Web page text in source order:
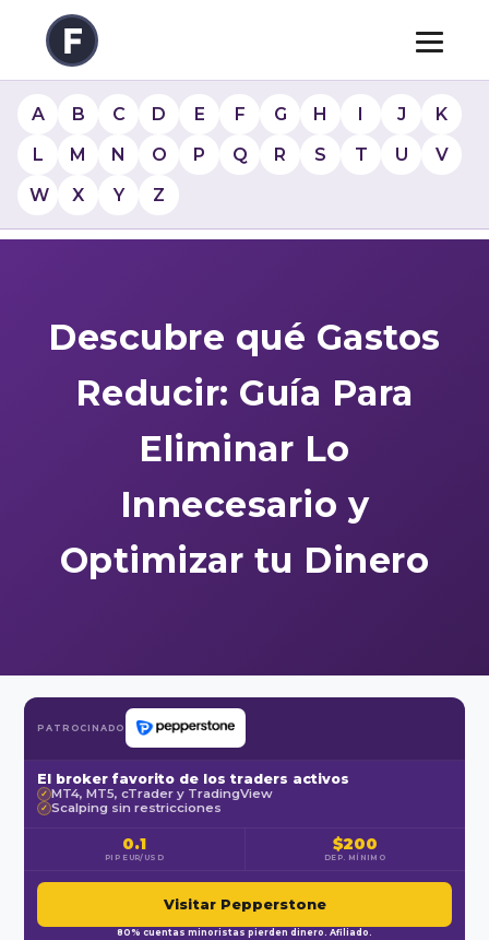
A B C D E F G H I J
K
L
M N O P Q R S T U
V
W
X Y Z
Descubre qué Gastos
Reducir: Guía Para
Eliminar Lo
Innecesario y
Optimizar tu Dinero
PATROCINADO
El broker favorito de los traders activos
✓ MT4, MT5, cTrader y TradingView
✓ Scalping sin restricciones
0.1
PIP EUR/USD
$200
DEP. MÍNIMO
Visitar Pepperstone
80% cuentas minoristas pierden dinero. Afiliado.